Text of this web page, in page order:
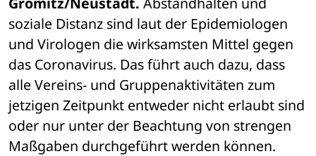
soziale Distanz sind laut der Epidemiologen
und Virologen die wirksamsten Mittel gegen
das Coronavirus. Das führt auch dazu, dass
alle Vereins- und Gruppenaktivitäten zum
jetzigen Zeitpunkt entweder nicht erlaubt sind
oder nur unter der Beachtung von strengen
Maßgaben durchgeführt werden können.